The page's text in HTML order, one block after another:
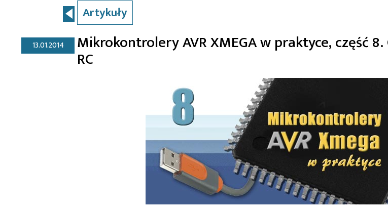
Artykuły
13.01.2014 Mikrokontrolery AVR XMEGA w praktyce, część
RC